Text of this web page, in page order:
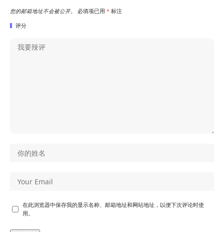
您的邮箱地址不会被公开。 必填项已用 * 标注
评分
在此浏览器中保存我的显示名称、邮箱地址和网站地址，以便下次评论时使
用。